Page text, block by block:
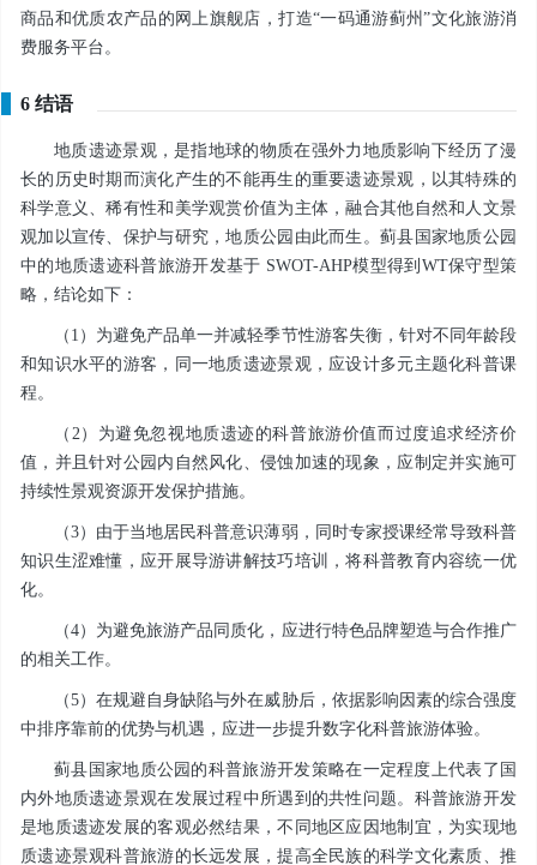
商品和优质农产品的网上旗舰店，打造“一码通游蓟州”文化旅游消
费服务平台。
6 结语
地质遗迹景观，是指地球的物质在强外力地质影响下经历了漫
长的历史时期而演化产生的不能再生的重要遗迹景观，以其特殊的
科学意义、稀有性和美学观赏价值为主体，融合其他自然和人文景
观加以宣传、保护与研究，地质公园由此而生。蓟县国家地质公园
中的地质遗迹科普旅游开发基于 SWOT-AHP模型得到WT保守型策
略，结论如下：
（1）为避免产品单一并减轻季节性游客失衡，针对不同年龄段
和知识水平的游客，同一地质遗迹景观，应设计多元主题化科普课
程。
（2）为避免忽视地质遗迹的科普旅游价值而过度追求经济价
值，并且针对公园内自然风化、侵蚀加速的现象，应制定并实施可
持续性景观资源开发保护措施。
（3）由于当地居民科普意识薄弱，同时专家授课经常导致科普
知识生涩难懂，应开展导游讲解技巧培训，将科普教育内容统一优
化。
（4）为避免旅游产品同质化，应进行特色品牌塑造与合作推广
的相关工作。
（5）在规避自身缺陷与外在威胁后，依据影响因素的综合强度
中排序靠前的优势与机遇，应进一步提升数字化科普旅游体验。
蓟县国家地质公园的科普旅游开发策略在一定程度上代表了国
内外地质遗迹景观在发展过程中所遇到的共性问题。科普旅游开发
是地质遗迹发展的客观必然结果，不同地区应因地制宜，为实现地
质遗迹景观科普旅游的长远发展，提高全民族的科学文化素质、推